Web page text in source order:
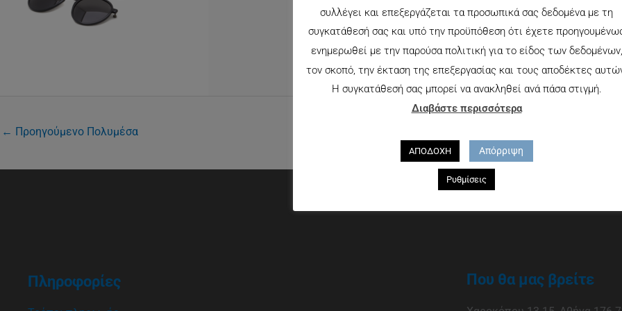
← Προηγούμενο Πολυμέσα
Πληροφορίες Που θα μας βρείτε
συλλέγει και επεξεργάζεται τα προσωπικά σας δεδομένα με τη
συγκατάθεσή σας και υπό την προϋπόθεση ότι έχετε
ενημερωθεί με την παρούσα πολιτική για το είδος των δεδομένων,
τον σκοπό, την έκταση της επεξεργασίας και τους αποδέκτες
Η συγκατάθεσή σας μπορεί να ανακληθεί ανά πάσα στιγμή.
Διαβάστε περισσότερα
ΑΠΟΔΟΧΗ Απόρριψη
Ρυθμίσεις